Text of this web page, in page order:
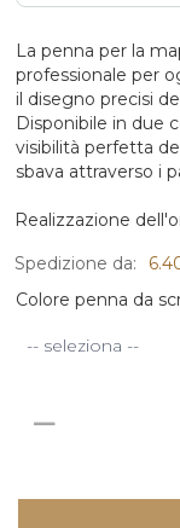
La penna per la
professionale per
il disegno precisi
Disponibile in due
visibilità perfetta
sbava attraverso i
Realizzazione
Spedizione da:
Colore penna da
-- seleziona --